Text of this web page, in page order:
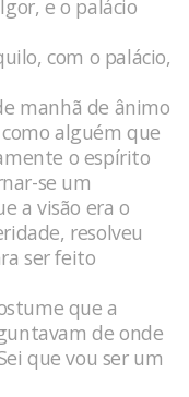
e o palácio
com o palácio,
manhã de ânimo
alguém que
o espírito
se um
a visão era o
resolveu
ser feito
que a
de onde
que vou ser um